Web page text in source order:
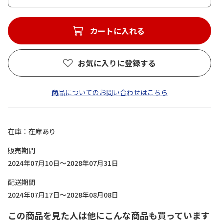
カートに入れる
お気に入りに登録する
商品についてのお問い合わせはこちら
在庫
在庫あり
販売期間
2024年07月10日～2028年07月31日
配送期間
2024年07月17日～2028年08月08日
この商品を見た人は他にこんな商品も買っています